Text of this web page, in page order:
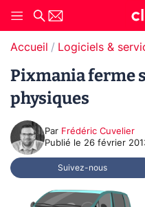
Accueil Logiciels &
Pixmania ferme
physiques
Par Frédéric Cuvelier
Publié le 26 février
Suivez-nous